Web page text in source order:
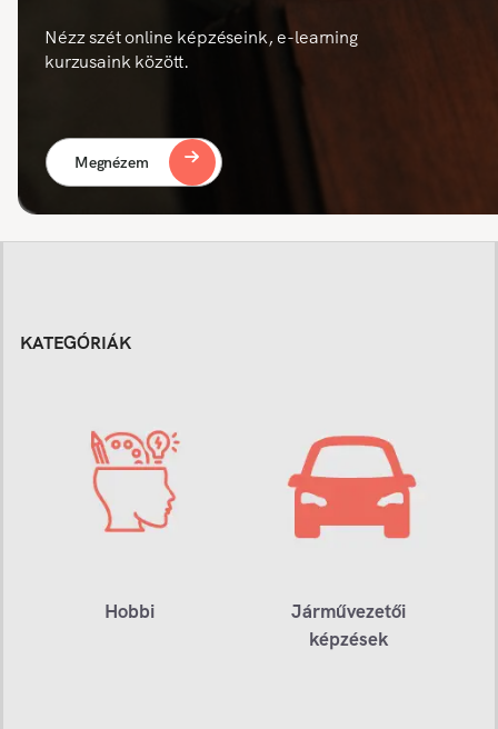
Nézz szét online képzéseink, e-learning
kurzusaink között.
Megnézem
KATEGÓRIÁK
Hobbi
Járművezetői
képzések